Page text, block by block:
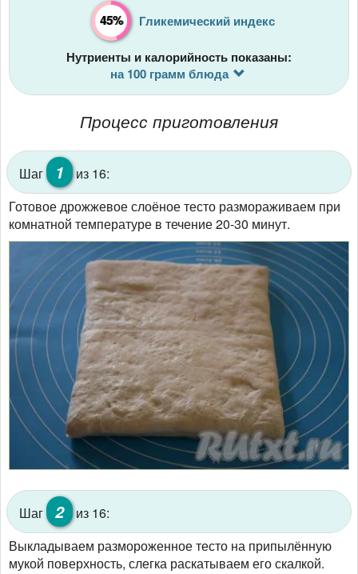
45% Гликемический индекс
Нутриенты и калорийность показаны:
на 100 грамм блюда
Процесс приготовления
Шаг 1
из 16:
Готовое дрожжевое слоёное тесто размораживаем при
комнатной температуре в течение 20-30 минут.
Шаг 2
из 16:
Выкладываем размороженное тесто на припылённую
мукой поверхность, слегка раскатываем его скалкой.